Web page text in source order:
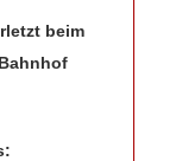
beim